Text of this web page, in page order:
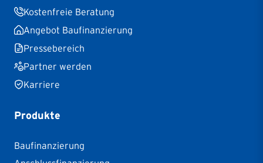
Kostenfreie Beratung
Angebot Baufinanzierung
Pressebereich
Partner werden
Karriere
Produkte
Baufinanzierung